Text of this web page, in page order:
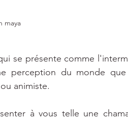
maya
se présente comme
perception du monde
animiste.
à vous telle une